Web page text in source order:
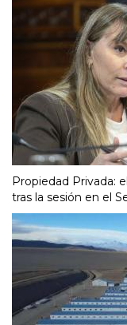
Propiedad Privada:
tras la sesión en el